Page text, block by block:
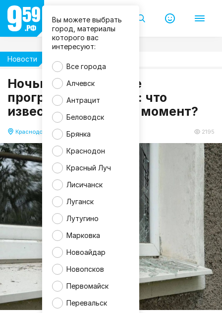
Вы можете выбрать
город, материалы
которого вас
интересуют:
Все города
Алчевск
Антрацит
Беловодск
Брянка
Краснодон
Красный Луч
Лисичанск
Луганск
Лутугино
Марковка
Новоайдар
Новопсков
Первомайск
Перевальск
Новости
Ночью в Краснодоне
прогремели взрывы: что
известно на данный момент?
Краснодон 09.07.2026 12:44 2195